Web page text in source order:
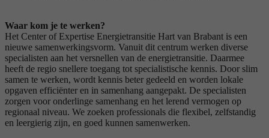
Waar kom je te werken?
Het Center of Expertise Energietransitie Hart van Brabant is een
nieuwe samenwerkingsvorm. Vanuit dit centrum werken diverse
specialisten aan het versnellen van de energietransitie. Daarmee
heeft de regio snellere toegang tot specialistische kennis. Door slim
samen te werken, wordt kennis beter gedeeld en worden lokale
opgaven efficiënter en in samenhang aangepakt. De specialisten
zorgen voor onderlinge samenhang en het lerend vermogen op
regionaal niveau. We zoeken professionals die flexibel, zelfstandig
en leergierig zijn, en goed kunnen samenwerken.